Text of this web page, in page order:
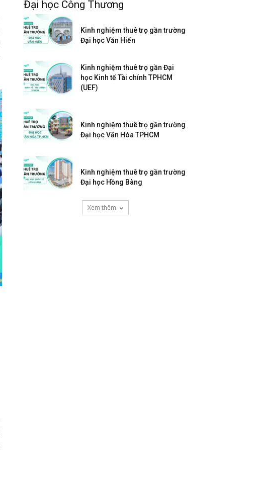
Đại học Công Thương
Kinh nghiệm thuê trọ gần trường
Đại học Văn Hiến
Kinh nghiệm thuê trọ gần Đại
học Kinh tế Tài chính TPHCM
(UEF)
Kinh nghiệm thuê trọ gần trường
Đại học Văn Hóa TPHCM
Kinh nghiệm thuê trọ gần trường
Đại học Hồng Bàng
Xem thêm